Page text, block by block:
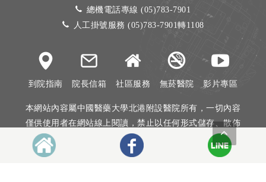
總機電話專線 (05)783-7901
人工掛號服務 (05)783-7901轉1108
到院指南 院長信箱 社區服務 無菸醫院 影片專區
本網站內容屬中國醫藥大學北港附設醫院所有，一切內容
僅供使用者在網站線上閱讀，禁止以任何形式儲存、散佈
或重製部分或全部內容
本網站建議以Internet Explorer 10以上、Firefox或Google